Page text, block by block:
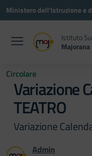
Vai ai contenuti
Vai al menu di navigazione
Vai al footer
Ministero dell'Istruzione e
Istituto
Majorana
Circolare
Variazione
TEATRO
Variazione
Admin